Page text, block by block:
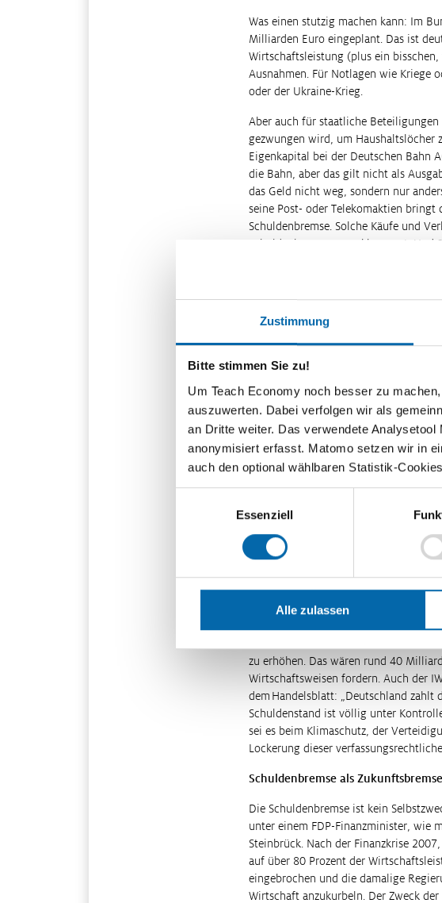
Zustimmung
Bitte stimmen Sie zu!
Um Teach Economy noch besser zu
auszuwerten. Dabei verfolgen wir als
an Dritte weiter. Das verwendete
anonymisiert erfasst. Matomo setzen wir in
auch den optional wählbaren Statistik-
Essenziell
Alle zulassen
Was einen stutzig machen kann: Im
Milliarden Euro eingeplant. Das ist
Wirtschaftsleistung (plus ein
Ausnahmen. Für Notlagen wie Kriege
oder der Ukraine-Krieg.
Aber auch für staatliche
gezwungen wird, um Haushaltslöcher
Eigenkapital bei der Deutschen Bahn
die Bahn, aber das gilt nicht als
das Geld nicht weg, sondern nur
seine Post- oder Telekomaktien bringt
Schuldenbremse. Solche Käufe und
Schuldenbremse ausgeklammert.
Generationenkapital (ehemals
Neuverschuldung von 0,5 Prozent der
sehen die EU-Verträge sogar eine
dann fast 110 Milliarden Euro
über 60 Prozent, die zwei anderen
Marke.
Immer mehr Ökonom:innen fordern,
Die Wirtschaftsweisen etwa. Die
so lasse, wie sie heute ist, werde die
Konkret: die alte Grenze von 0,35
greifen, darunter sollen 0,5 Prozent
Prozent sogar ein Prozent. So schlägt
Ähnlich positioniert sich der
zu erhöhen. Das wären rund 40
Wirtschaftsweisen fordern. Auch der
dem Handelsblatt: „Deutschland zahlt
Schuldenstand ist völlig unter
sei es beim Klimaschutz, der
Lockerung dieser
Schuldenbremse als
Die Schuldenbremse ist kein
unter einem FDP-Finanzminister, wie
Steinbrück. Nach der Finanzkrise
auf über 80 Prozent der
eingebrochen und die damalige
Wirtschaft anzukurbeln. Der Zweck